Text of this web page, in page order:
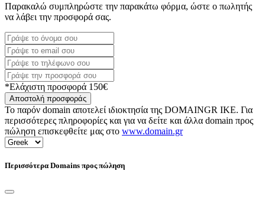
Παρακαλώ συμπληρώστε την παρακάτω φόρμα, ώστε ο πωλητής
να λάβει την προσφορά σας.
*Ελάχιστη προσφορά 150€
Αποστολή προσφοράς
Το παρόν domain αποτελεί ιδιοκτησία της DOMAINGR ΙΚΕ. Για
περισσότερες πληροφορίες και για να δείτε και άλλα domain προς
πώληση επισκεφθείτε μας στο www.domain.gr
Περισσότερα Domains προς πώληση